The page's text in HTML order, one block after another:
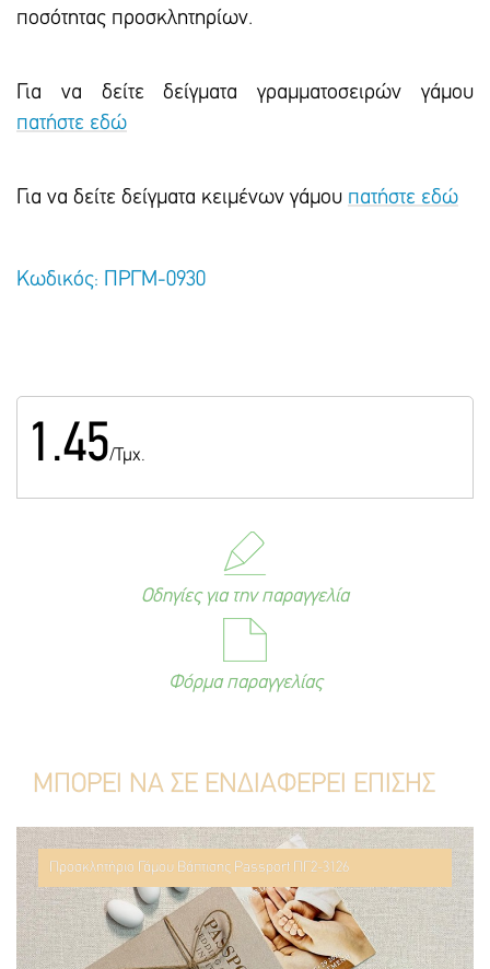
ποσότητας προσκλητηρίων.
Για να δείτε δείγματα γραμματοσειρών γάμου
πατήστε εδώ
Για να δείτε δείγματα κειμένων γάμου πατήστε εδώ
Κωδικός: ΠΡΓΜ-0930
1.45/Τμχ.
Οδηγίες για την παραγγελία
Φόρμα παραγγελίας
ΜΠΟΡΕΙ ΝΑ ΣΕ ΕΝΔΙΑΦΕΡΕΙ ΕΠΙΣΗΣ
Προσκλητήριο Γάμου Βάπτισης Passport ΠΓ2-3126